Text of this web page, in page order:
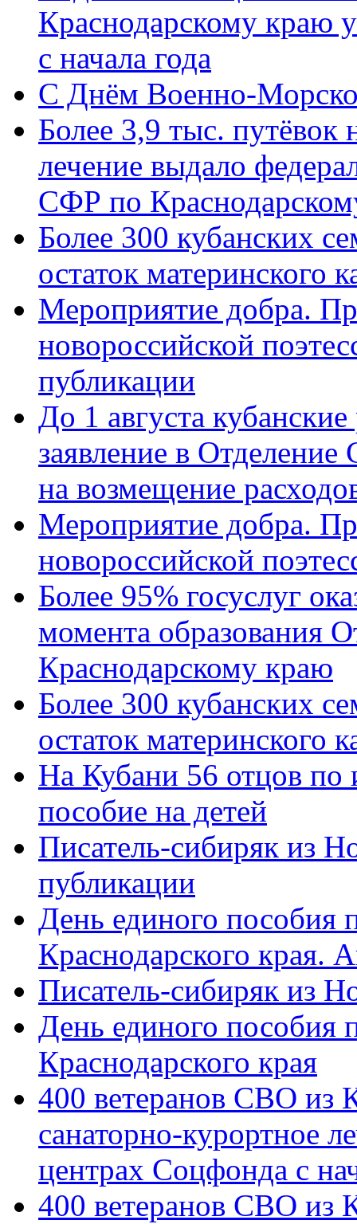
Краснодарскому краю
с начала года
C Днём Военно-
Более 3,9 тыс. путёвок
лечение выдало
СФР по
Более 300 кубанских
остаток материнского
Мероприятие добра.
новороссийской
публикации
До 1 августа
заявление в
на возмещение
Мероприятие добра.
новороссийской
Более 95% госуслуг
момента образования
Краснодарскому краю
Более 300 кубанских
остаток материнского
На Кубани 56 отцов по
пособие на детей
Писатель-сибиряк из
публикации
День единого пособия
Краснодарского края.
Писатель-сибиряк из
День единого пособия
Краснодарского края
400 ветеранов СВО из
санаторно-курортное
центрах Соцфонда с
400 ветеранов СВО из